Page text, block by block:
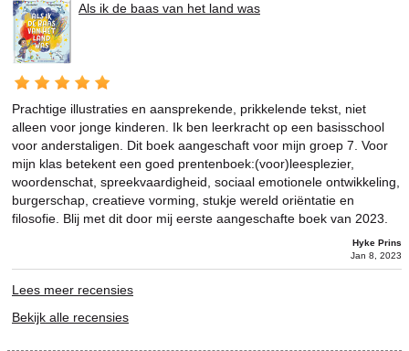
Als ik de baas van het land was
Prachtige illustraties en aansprekende, prikkelende tekst, niet
alleen voor jonge kinderen. Ik ben leerkracht op een basisschool
voor anderstaligen. Dit boek aangeschaft voor mijn groep 7. Voor
mijn klas betekent een goed prentenboek:(voor)leesplezier,
woordenschat, spreekvaardigheid, sociaal emotionele ontwikkeling,
burgerschap, creatieve vorming, stukje wereld oriëntatie en
filosofie. Blij met dit door mij eerste aangeschafte boek van 2023.
Hyke Prins
Jan 8, 2023
Lees meer recensies
Bekijk alle recensies